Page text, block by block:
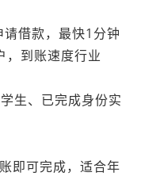
借款，最快1分钟
，到账速度行业
生、已完成身份实
即可完成，适合年